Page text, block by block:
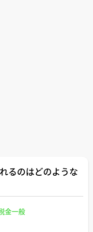
るのはどのような
金一般